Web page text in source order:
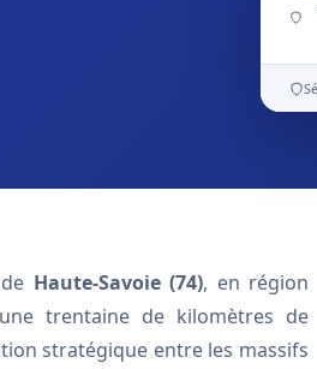
Haute-Savoie (74), en région
trentaine de kilomètres de
stratégique entre les massifs